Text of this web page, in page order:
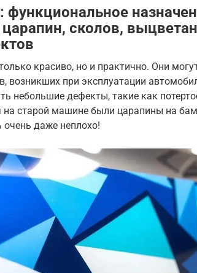
функциональное
сколов,
красиво, но и практично. Они
возникших при эксплуатации
небольшие дефекты, такие как
старой машине были царапины на
очень даже неплохо!